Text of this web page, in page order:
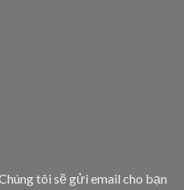
tôi sẽ gửi email cho bạn